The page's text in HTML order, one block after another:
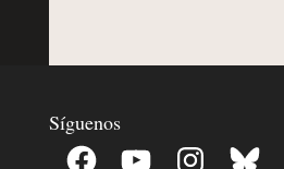
Síguenos
Facebook YouTube InstagramBluesky